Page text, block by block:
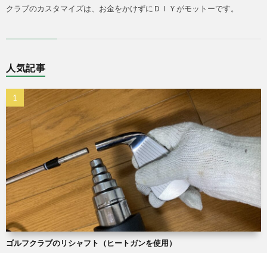
クラブのカスタマイズは、お金をかけずにＤＩＹがモットーです。
人気記事
ゴルフクラブのリシャフト（ヒートガンを使用）